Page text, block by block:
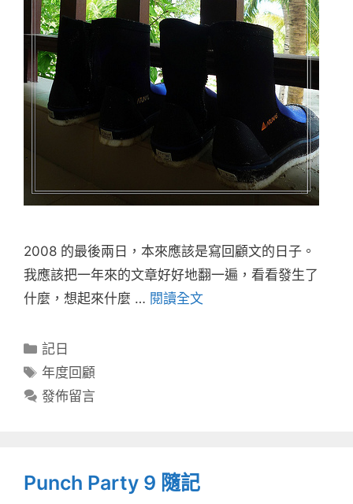
2008 的最後兩日，本來應該是寫回顧文的日子。
我應該把一年來的文章好好地翻一遍，看看發生了
什麼，想起來什麼 … 閱讀全文
分
類
記日
標
籤
年度回顧
發佈留言
Punch Party 9 隨記